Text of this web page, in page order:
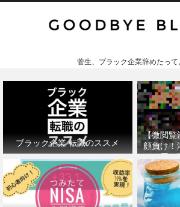
菅生、ブラック企業辞めたって
ブラック企業 転職のススメ
【微閲覧
顔負け！
屋が